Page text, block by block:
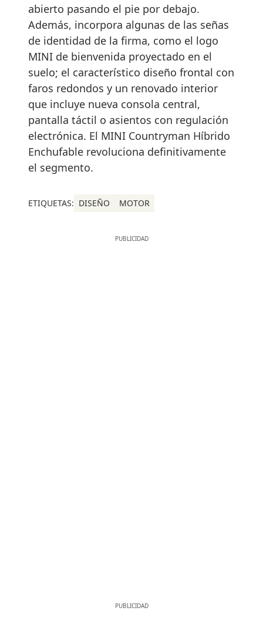
abierto pasando el pie por debajo.
Además, incorpora algunas de las señas
de identidad de la firma, como el logo
MINI de bienvenida proyectado en el
suelo; el característico diseño frontal con
faros redondos y un renovado interior
que incluye nueva consola central,
pantalla táctil o asientos con regulación
electrónica. El MINI Countryman Híbrido
Enchufable revoluciona definitivamente
el segmento.
ETIQUETAS: DISEÑO MOTOR